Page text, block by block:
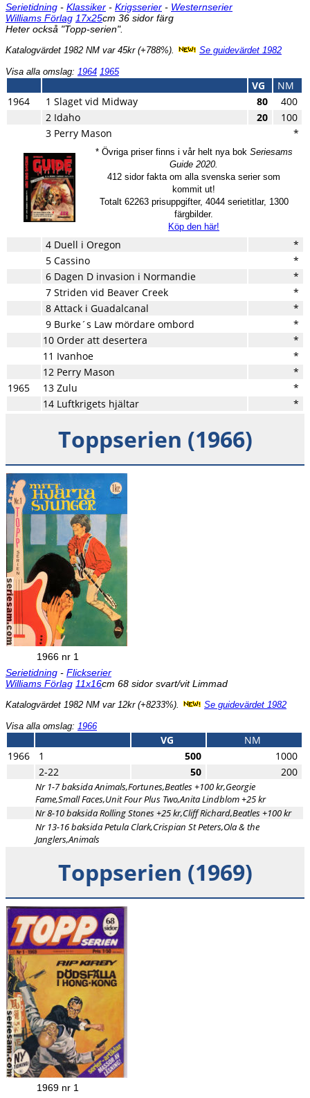
Serietidning - Klassiker - Krigsserier - Westernserier
Williams Förlag 17x25cm 36 sidor färg
Heter också "Topp-serien".
Katalogvärdet 1982 NM var 45kr (+788%). Se guidevärdet 1982
Visa alla omslag: 1964 1965
VG
NM
1964
1 Slaget vid Midway 80
400
2 Idaho
20
100
3 Perry Mason
*
* Övriga priser finns i vår helt nya bok Seriesams
Guide 2020.
412 sidor fakta om alla svenska serier som
kommit ut!
Totalt 62263 prisuppgifter, 4044 serietitlar, 1300
färgbilder.
Köp den här!
4 Duell i Oregon
*
5 Cassino
*
6 Dagen D invasion i Normandie
*
7 Striden vid Beaver Creek
*
8 Attack i Guadalcanal
*
9 Burke´s Law mördare ombord
*
10 Order att desertera
*
11 Ivanhoe
*
12 Perry Mason
*
1965
13 Zulu
*
14 Luftkrigets hjältar
*
Toppserien (1966)
1966 nr 1
Serietidning - Flickserier
Williams Förlag 11x16cm 68 sidor svart/vit Limmad
Katalogvärdet 1982 NM var 12kr (+8233%). Se guidevärdet 1982
Visa alla omslag: 1966
VG
NM
1966
1 500
1000
2-22
50 200
Nr 1-7 baksida Animals,Fortunes,Beatles +100 kr,Georgie
Fame,Small Faces,Unit Four Plus Two,Anita Lindblom +25 kr
Nr 8-10 baksida Rolling Stones +25 kr,Cliff Richard,Beatles +100 kr
Nr 13-16 baksida Petula Clark,Crispian St Peters,Ola & the
Janglers,Animals
Toppserien (1969)
1969 nr 1